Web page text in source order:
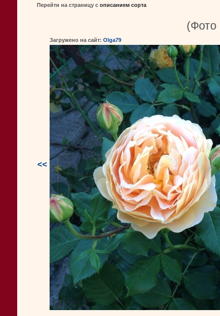
Перейти на страницу с описанием сорта
<<
(Фото
Загружено на сайт: Olga79